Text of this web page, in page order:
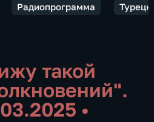
Радиопрограмма
такой
•